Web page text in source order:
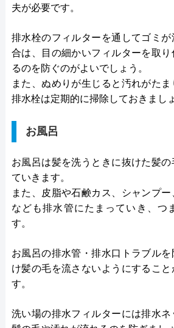
夫が必要です。
排水栓のフィルターを通してゴミ
合は、目の細かいフィルターを取
るのを防ぐのがよいでしょう。
また、ぬめりが生じると汚れがたま
排水栓は定期的に掃除しておきまし
お風呂
お風呂は髪を洗うときに抜けた髪
ていきます。
また、皮脂や石鹸カス、シャンプ
なども排水管にたまっていき、つ
す。
お風呂の排水管・排水口トラブル
け髪の毛を流さないようにするこ
す。
洗い場の排水フィルターには排水ネ